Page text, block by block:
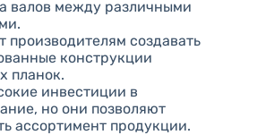
валов между различными
производителям создавать
конструкции
планок.
инвестиции в
но они позволяют
ассортимент продукции.